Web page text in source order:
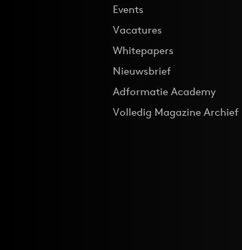
Events
Vacatures
Whitepapers
Nieuwsbrief
Adformatie Academy
Volledig Magazine Archief